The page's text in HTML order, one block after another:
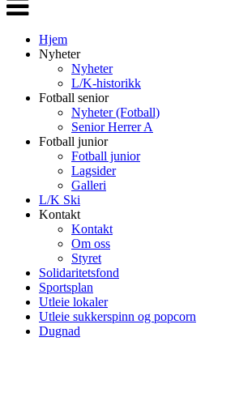
navigasjon
Hjem
Nyheter
Nyheter
L/K-historikk
Fotball senior
Nyheter (Fotball)
Senior Herrer A
Fotball junior
Fotball junior
Lagsider
Galleri
L/K Ski
Kontakt
Kontakt
Om oss
Styret
Solidaritetsfond
Sportsplan
Utleie lokaler
Utleie sukkerspinn og popcorn
Dugnad